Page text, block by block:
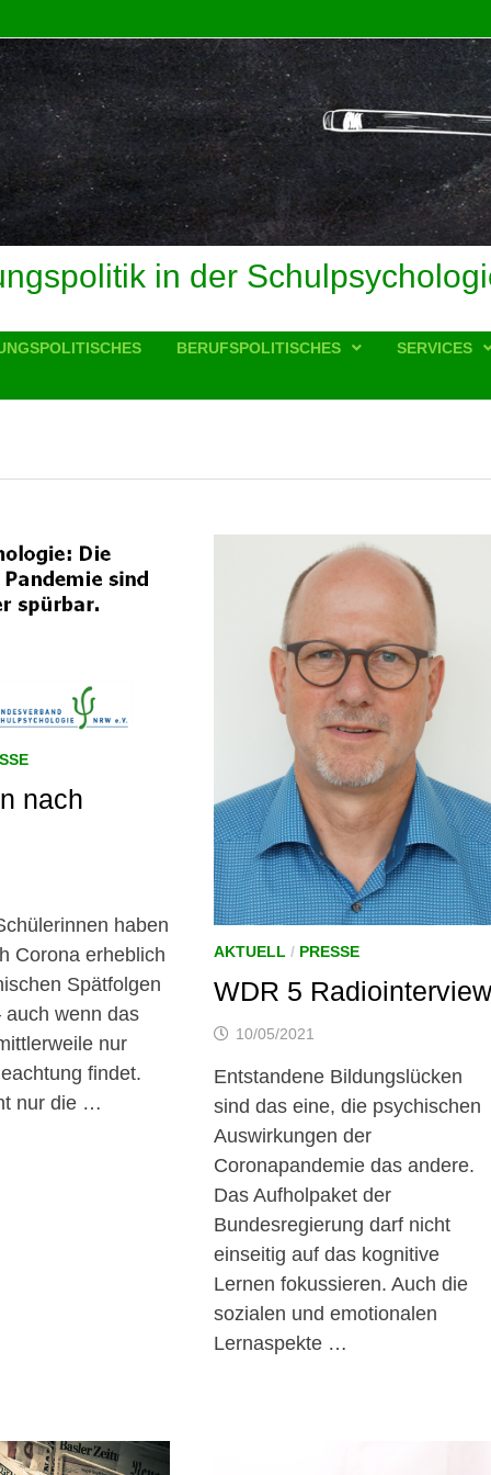
in der
BERUFSPOLITISCHES SERVICES
nach
haben
Corona erheblich
Spätfolgen
wenn das
nur
findet.
nur die …
AKTUELL / PRESSE
WDR 5
10/05/2021
Entstandene Bildungslücken
sind das eine, die psychischen
Auswirkungen der
Coronapandemie das andere.
Das Aufholpaket der
Bundesregierung darf nicht
einseitig auf das kognitive
Lernen fokussieren. Auch die
sozialen und emotionalen
Lernaspekte …